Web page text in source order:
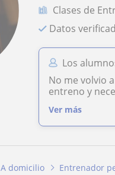
Clases de
Datos
Los
No me volvio
entreno y
Ver más
A domicilio Entrenador